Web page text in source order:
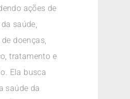
ações de
saúde,
doenças,
tratamento e
Ela busca
saúde da